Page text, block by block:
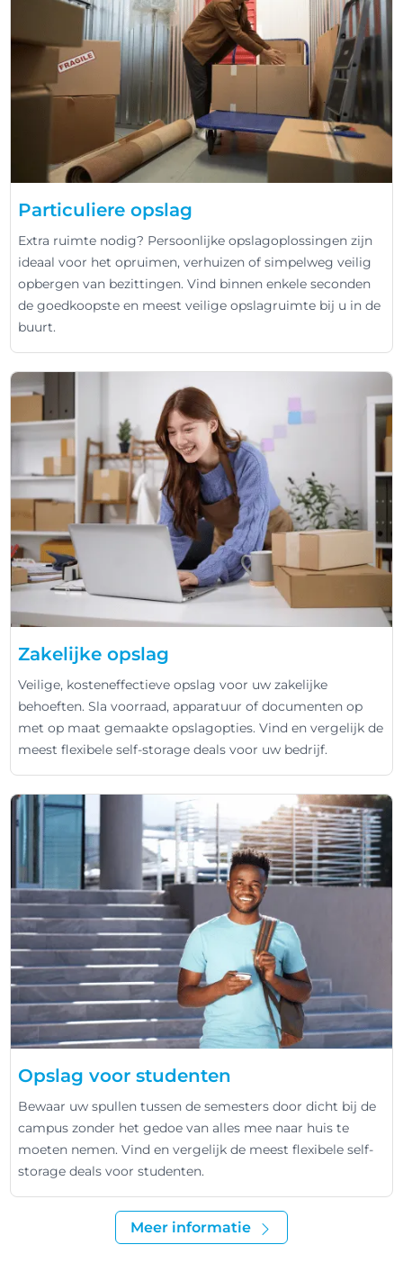
Particuliere opslag
Extra ruimte nodig? Persoonlijke opslagoplossingen zijn
ideaal voor het opruimen, verhuizen of simpelweg veilig
opbergen van bezittingen. Vind binnen enkele seconden
de goedkoopste en meest veilige opslagruimte bij u in de
buurt.
Zakelijke opslag
Veilige, kosteneffectieve opslag voor uw zakelijke
behoeften. Sla voorraad, apparatuur of documenten op
met op maat gemaakte opslagopties. Vind en vergelijk de
meest flexibele self-storage deals voor uw bedrijf.
Opslag voor studenten
Bewaar uw spullen tussen de semesters door dicht bij de
campus zonder het gedoe van alles mee naar huis te
moeten nemen. Vind en vergelijk de meest flexibele self-
storage deals voor studenten.
Meer informatie